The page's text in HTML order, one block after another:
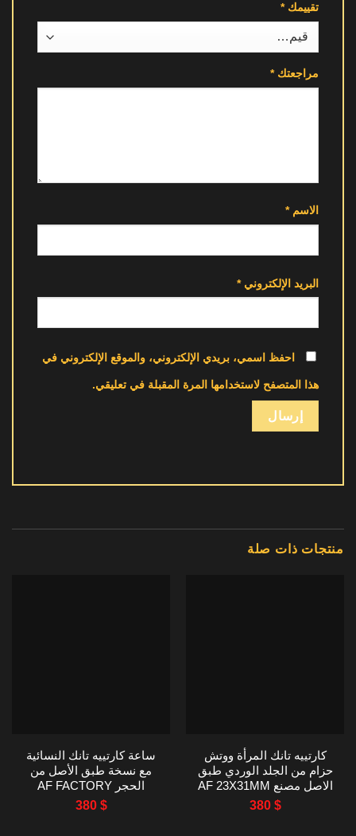
تقييمك*
مراجعتك*
الاسم*
البريد الإلكتروني*
احفظ اسمي، بريدي الإلكتروني، والموقع الإلكتروني في
هذا المتصفح لاستخدامها المرة المقبلة في تعليقي.
منتجات ذات صلة
كارتييه تانك المرأة ووتش
حزام من الجلد الوردي طبق
الاصل مصنع AF 23X31MM
380 $
ساعة كارتييه تانك النسائية
مع نسخة طبق الأصل من
الحجر AF FACTORY
22X29MM
380 $